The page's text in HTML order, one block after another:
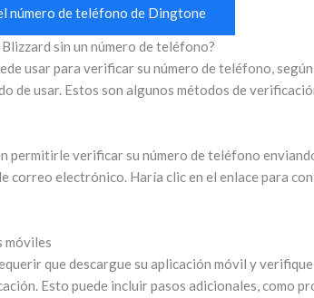
número de teléfono de Dingtone
sin un número de teléfono?
usar para verificar su número de teléfono,
de usar. Estos son algunos métodos de
permitirle verificar su número de teléfono
correo electrónico. Haría clic en el enlace para
móviles
que descargue su aplicación móvil y verifique
Esto puede incluir pasos adicionales, como